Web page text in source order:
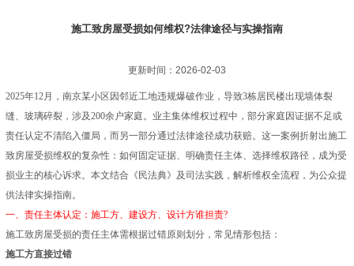
施工致房屋受损如何维权?法律途径与实操指南
更新时间：2026-02-03
2025年12月，南京某小区因邻近工地违规爆破作业，导致3栋居民楼出现墙体裂
缝、玻璃碎裂，涉及200余户家庭。业主集体维权过程中，部分家庭因证据不足或
责任认定不清陷入僵局，而另一部分通过法律途径成功获赔。这一案例折射出施工
致房屋受损维权的复杂性：如何固定证据、明确责任主体、选择维权路径，成为受
损业主的核心诉求。本文结合《民法典》及司法实践，解析维权全流程，为公众提
供法律实操指南。
一、责任主体认定：施工方、建设方、设计方谁担责?
施工致房屋受损的责任主体需根据过错原则划分，常见情形包括：
施工方直接过错